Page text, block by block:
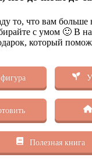
то, что вам больше
с умом 🙂 В
который
Полезная книга